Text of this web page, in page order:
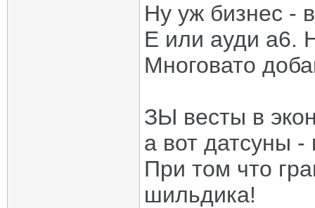
Ну уж бизнес -
Е или ауди а6.
Многовато
ЗЫ весты в
а вот датсуны
При том что
шильдика!